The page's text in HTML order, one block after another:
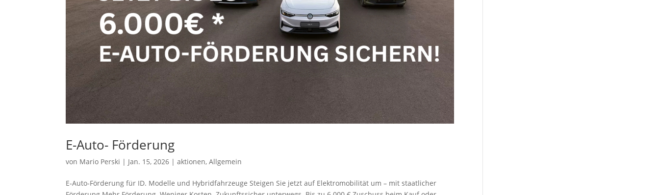
E-Auto- Förderung
von Mario Perski | Jan. 15, 2026 |aktionen,Allgemein
E‑Auto-Förderung⁠ für ID. Modelle und Hybridfahrzeuge Steigen Sie jetzt auf Elektromobilität um – mit staatlicher